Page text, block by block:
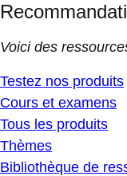
Voici des
Testez nos produits
Cours et examens
Tous les produits
Thèmes
Bibliothèque de